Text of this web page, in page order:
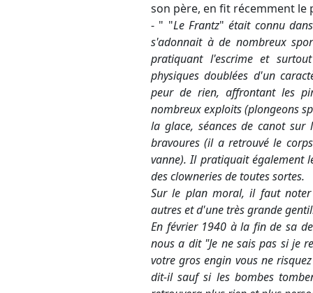
son père, en fit récemment le
- " "Le Frantz"était connu
s'adonnait à de nombreux
pratiquant l'escrime et
physiques doublées d'un
peur de rien, affrontant les
nombreux exploits (plongeons
la glace, séances de canot sur
bravoures (il a retrouvé le
vanne). Il pratiquait également
des clowneries de toutes sortes.
Sur le plan moral, il faut
autres et d'une très grande
En février 1940 à la fin de sa
nous a dit "Je ne sais pas si je
votre gros engin vous ne
dit-il sauf si les bombes